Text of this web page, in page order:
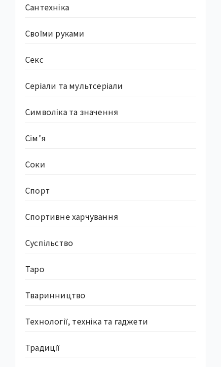
Сантехніка
Своїми руками
Секс
Серіали та мультсеріали
Символіка та значення
Сім’я
Соки
Спорт
Спортивне харчування
Суcпільство
Таро
Тваринництво
Технології, техніка та гаджети
Традиції